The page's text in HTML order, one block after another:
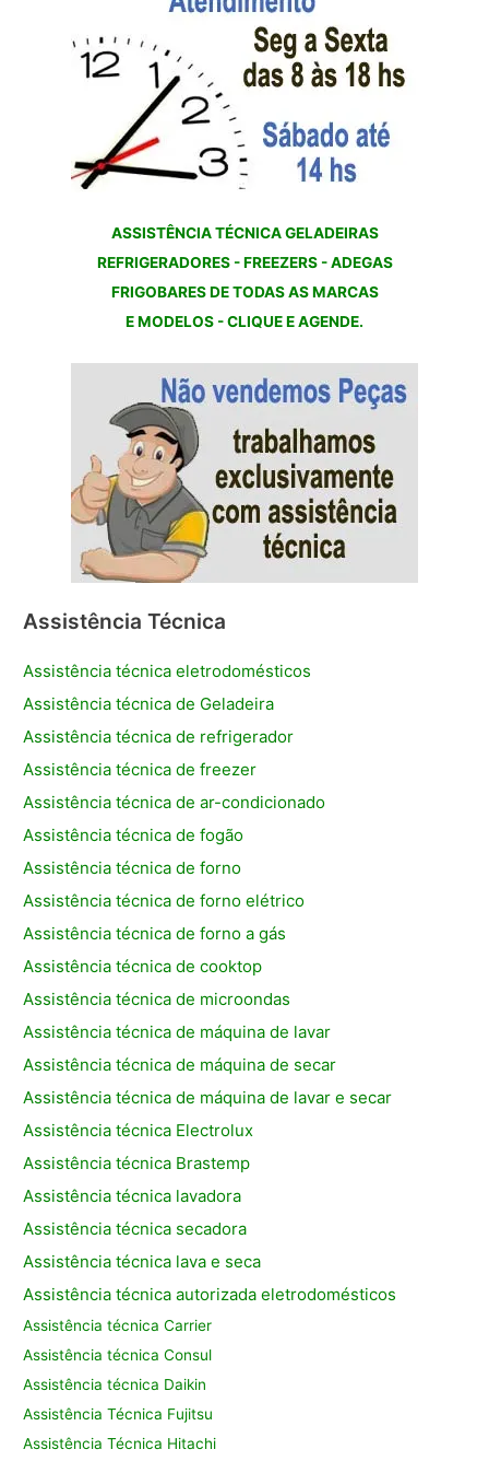
ASSISTÊNCIA TÉCNICA GELADEIRAS
REFRIGERADORES - FREEZERS - ADEGAS
FRIGOBARES DE TODAS AS MARCAS
E MODELOS - CLIQUE E AGENDE.
Assistência Técnica
Assistência técnica eletrodomésticos
Assistência técnica de Geladeira
Assistência técnica de refrigerador
Assistência técnica de freezer
Assistência técnica de ar-condicionado
Assistência técnica de fogão
Assistência técnica de forno
Assistência técnica de forno elétrico
Assistência técnica de forno a gás
Assistência técnica de cooktop
Assistência técnica de microondas
Assistência técnica de máquina de lavar
Assistência técnica de máquina de secar
Assistência técnica de máquina de lavar e secar
Assistência técnica Electrolux
Assistência técnica Brastemp
Assistência técnica lavadora
Assistência técnica secadora
Assistência técnica lava e seca
Assistência técnica autorizada eletrodomésticos
Assistência técnica Carrier
Assistência técnica Consul
Assistência técnica Daikin
Assistência Técnica Fujitsu
Assistência Técnica Hitachi